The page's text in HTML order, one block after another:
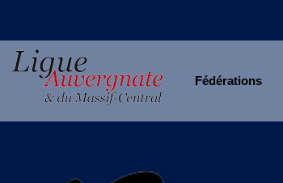
Fédérations